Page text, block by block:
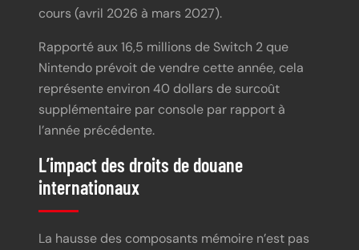
cours (avril 2026 à mars 2027).
Rapporté aux 16,5 millions de Switch 2 que
Nintendo prévoit de vendre cette année, cela
représente environ 40 dollars de surcoût
supplémentaire par console par rapport à
l’année précédente.
L’impact des droits de douane
internationaux
La hausse des composants mémoire n’est pas